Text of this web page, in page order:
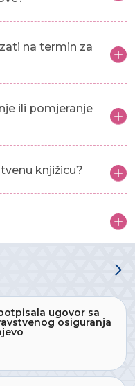
na termin za
ili pomjeranje
knjižicu?
ugovor sa
osiguranja